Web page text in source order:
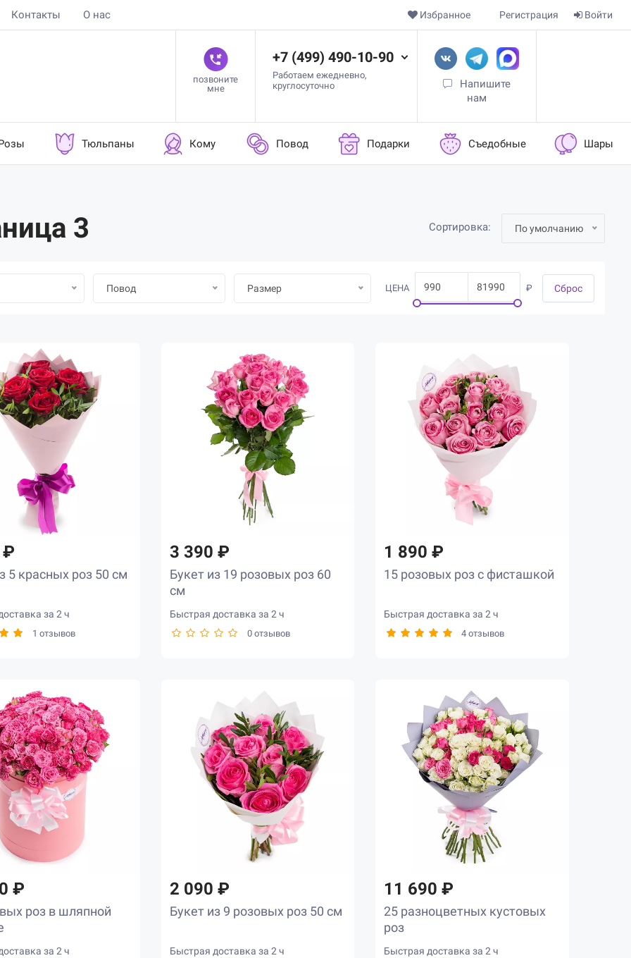
Контакты О нас Войти
Регистрация
Избранное
позвоните
мне
+7 (499) 490-10-90
Работаем ежедневно,
круглосуточно
Напишите
нам
Тюльпаны Кому Повод Подарки Съедобные Шары
3 Сортировка: По умолчанию
Повод Размер ЦЕНА ₽ Cброс
₽
5 красных роз 50 см
за 2 ч
1 отзывов
3 390 ₽
Букет из 19 розовых роз 60
см
Быстрая доставка за 2 ч
0 отзывов
1 890 ₽
15 розовых роз с фисташкой
Быстрая доставка за 2 ч
4 отзывов
₽
роз в шляпной
за 2 ч
2 090 ₽
Букет из 9 розовых роз 50 см
Быстрая доставка за 2 ч
11 690 ₽
25 разноцветных кустовых
роз
Быстрая доставка за 2 ч